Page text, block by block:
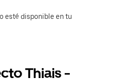
esté disponible en tu
Thiais -